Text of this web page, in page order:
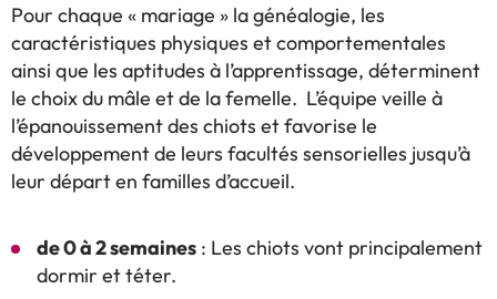
Pour chaque « mariage » la généalogie, les
caractéristiques physiques et comportementales
ainsi que les aptitudes à l’apprentissage, déterminent
le choix du mâle et de la femelle. L’équipe veille à
l’épanouissement des chiots et favorise le
développement de leurs facultés sensorielles jusqu’à
leur départ en familles d’accueil.
de 0 à 2 semaines : Les chiots vont principalement
dormir et téter.